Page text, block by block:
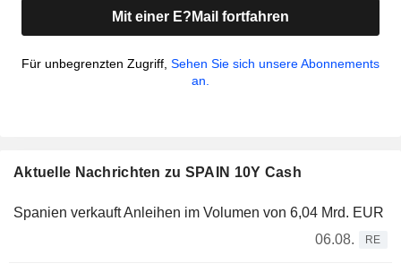
Mit einer E?Mail fortfahren
Für unbegrenzten Zugriff, Sehen Sie sich unsere Abonnements
an.
Aktuelle Nachrichten zu SPAIN 10Y Cash
Spanien verkauft Anleihen im Volumen von 6,04 Mrd. EUR
06.08.
RE